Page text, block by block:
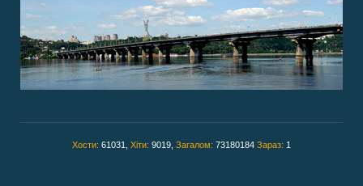
Хости: 61031, Хіти: 9019, Загалом: 73180184 Зараз: 1